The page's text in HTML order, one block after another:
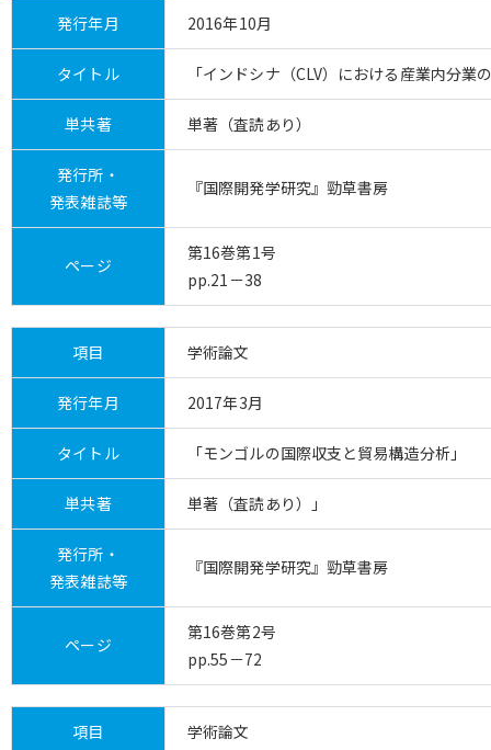
発行年月 2016年10月
タイトル 「インドシナ（CLV）における産業内分業
単共著 単著（査読あり）
発行所・
発表雑誌等
『国際開発学研究』勁草書房
ページ
第16巻第1号
pp.21－38
項目 学術論文
発行年月 2017年3月
タイトル 「モンゴルの国際収支と貿易構造分析」
単共著 単著（査読あり）」
発行所・
発表雑誌等
『国際開発学研究』勁草書房
ページ
第16巻第2号
pp.55－72
項目 学術論文